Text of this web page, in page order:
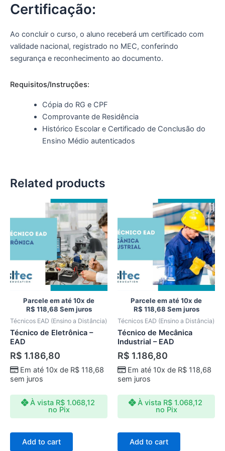
Certificação:
Ao concluir o curso, o aluno receberá um certificado com
validade nacional, registrado no MEC, conferindo
segurança e reconhecimento ao documento.
Requisitos/Instruções:
Cópia do RG e CPF
Comprovante de Residência
Histórico Escolar e Certificado de Conclusão do
Ensino Médio autenticados
Related products
Parcele em até 10x de
R$ 118,68 Sem juros
Técnicos EAD (Ensino a Distância)
Técnico de Eletrônica –
EAD
R$ 1.186,80
Em até 10x de R$118,68
sem juros
À vista R$1.068,12
no Pix
Add to cart
Parcele em até 10x de
R$ 118,68 Sem juros
Técnicos EAD (Ensino a Distância)
Técnico de Mecânica
Industrial – EAD
R$ 1.186,80
Em até 10x de R$118,68
sem juros
À vista R$1.068,12
no Pix
Add to cart